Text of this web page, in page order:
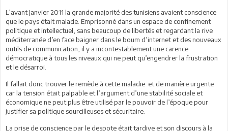
L’avant Janvier 2011 la grande majorité des tunisiens avaient conscience
que le pays était malade. Emprisonné dans un espace de confinement
politique et intellectuel, sans beaucoup de libertés et regardant la rive
méditerranée d’en face baigner dans le boum d’internet et des nouveaux
outils de communication, il y a incontestablement une carence
démocratique à tous les niveaux qui ne peut qu’engendrer la frustration
et le désarroi.
Il fallait donc trouver le remède à cette maladie et de manière urgente
car la tension était palpable et l’argument d’une stabilité sociale et
économique ne peut plus être utilisé par le pouvoir de l’époque pour
justifier sa politique sourcilleuses et sécuritaire.
La prise de conscience par le despote était tardive et son discours à la